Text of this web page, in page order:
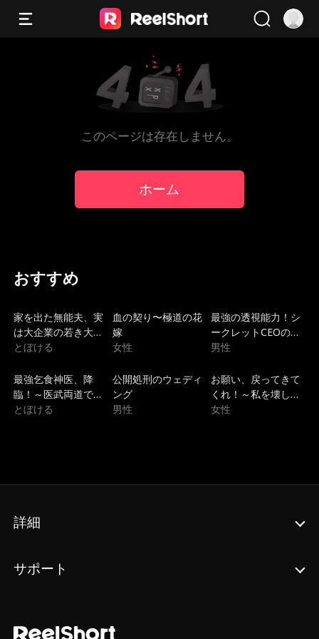
このページは存在しません。
ホーム
おすすめ
家を出た無能夫、実
は大企業の若き大社
長でした
とぼける
血の契り〜極道の花
嫁
女性
最強の透視能力！シ
ークレットCEOの華
麗なる学園無双
男性
最強乞食神医、降
臨！～医武両道で圣
女を救う逆転無双～
とぼける
公開処刑のウェディ
ング
男性
お願い、戻ってきて
くれ！～私を壊した
兄たちの狂気的な後
女性
詳細
サポート